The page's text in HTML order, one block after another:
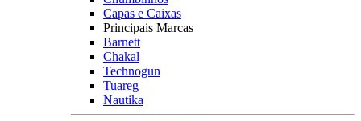
Capas e Caixas
Principais Marcas
Barnett
Chakal
Technogun
Tuareg
Nautika